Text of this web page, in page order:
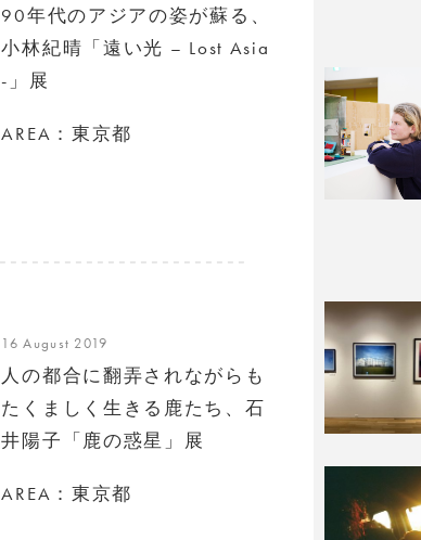
90年代のアジアの姿が蘇る、
小林紀晴「遠い光 – Lost Asia
-」展
AREA：東京都
16 August 2019
人の都合に翻弄されながらも
たくましく生きる鹿たち、石
井陽子「鹿の惑星」展
AREA：東京都